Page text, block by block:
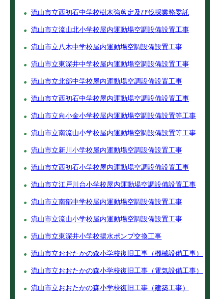
流山市立西初石中学校樹木強剪定及び伐採業務委託
流山市立流山北小学校屋内運動場空調設備設置工事
流山市立八木中学校屋内運動場空調設備設置工事
流山市立東深井中学校屋内運動場空調設備設置工事
流山市立北部中学校屋内運動場空調設備設置工事
流山市立西初石中学校屋内運動場空調設備設置工事
流山市立向小金小学校屋内運動場空調設備設置等工事
流山市立南流山小学校屋内運動場空調設備設置等工事
流山市立新川小学校屋内運動場空調設備設置工事
流山市立西初石小学校屋内運動場空調設備設置工事
流山市立江戸川台小学校屋内運動場空調設備設置工事
流山市立南部中学校屋内運動場空調設備設置工事
流山市立流山小学校屋内運動場空調設備設置工事
流山市立東深井小学校揚水ポンプ交換工事
流山市立おおたかの森小学校復旧工事（機械設備工事）
流山市立おおたかの森小学校復旧工事（電気設備工事）
流山市立おおたかの森小学校復旧工事（建築工事）